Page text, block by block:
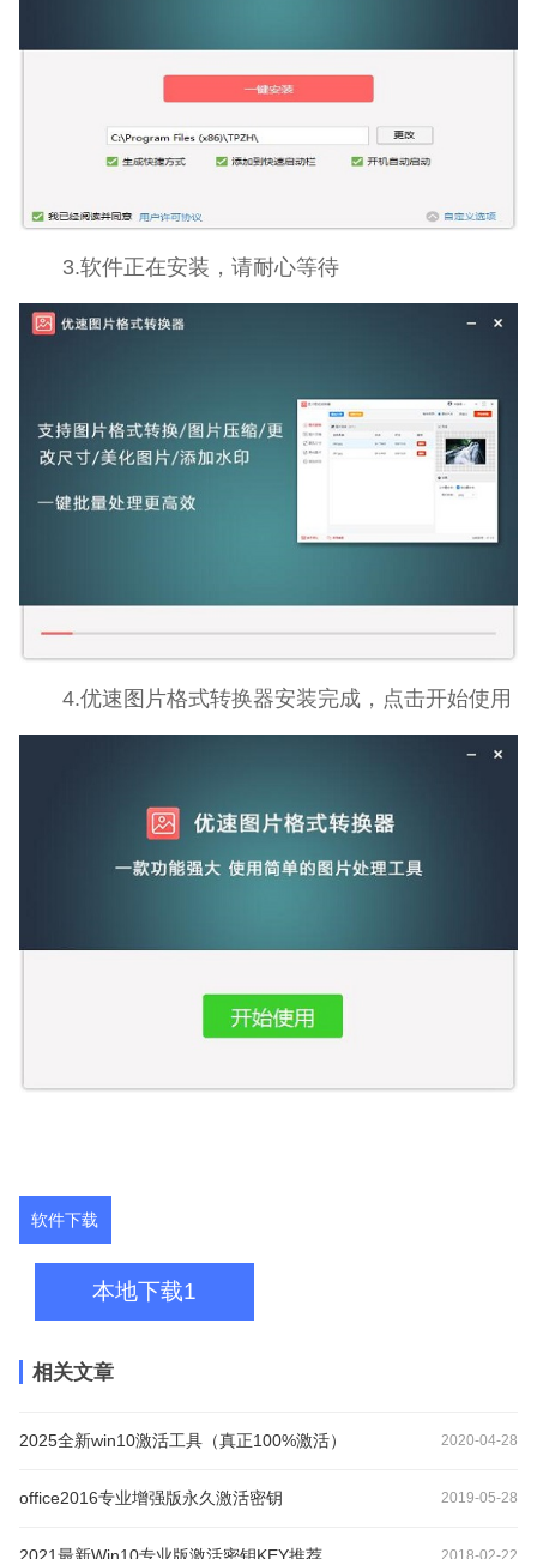
3.软件正在安装，请耐心等待
4.优速图片格式转换器安装完成，点击开始使用
软件下载
本地下载1
相关文章
2025全新win10激活工具（真正100%激活） 2020-04-28
office2016专业增强版永久激活密钥 2019-05-28
2018-02-22